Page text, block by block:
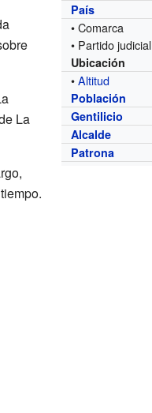
País
• Comarca
• Partido judicial
Ubicación
•Altitud
Población
Gentilicio
Alcalde
Patrona
La